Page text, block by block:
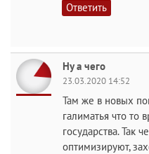
Ответить
Ну а чего
23.03.2020 14:52
Там же в новых
галиматья что то
государства. Так
оптимизируют,